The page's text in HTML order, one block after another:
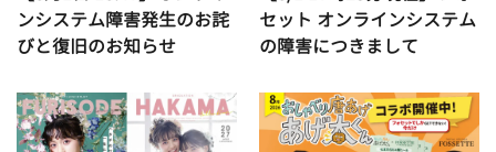
ンシステム障害発生のお詫
びと復旧のお知らせ
セット オンラインシステム
の障害につきまして